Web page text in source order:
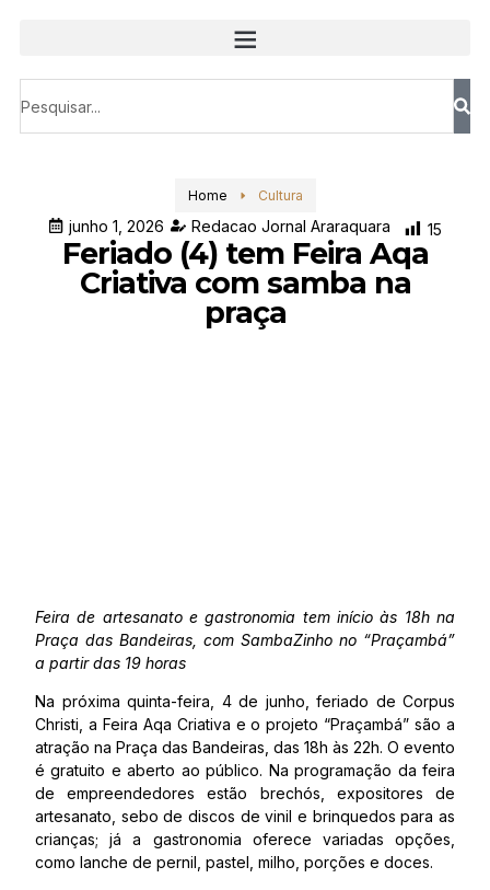
Home Cultura
junho 1, 2026 Redacao Jornal Araraquara 15
Feriado (4) tem Feira Aqa
Criativa com samba na
praça
Feira de artesanato e gastronomia tem início às 18h na
Praça das Bandeiras, com SambaZinho no “Praçambá”
a partir das 19 horas
Na próxima quinta-feira, 4 de junho, feriado de Corpus
Christi, a Feira Aqa Criativa e o projeto “Praçambá” são a
atração na Praça das Bandeiras, das 18h às 22h. O evento
é gratuito e aberto ao público. Na programação da feira
de empreendedores estão brechós, expositores de
artesanato, sebo de discos de vinil e brinquedos para as
crianças; já a gastronomia oferece variadas opções,
como lanche de pernil, pastel, milho, porções e doces.